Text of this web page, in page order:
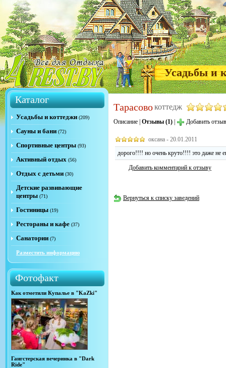
Усадьбы и
Каталог
Усадьбы и коттеджи (209)
Сауны и бани (72)
Спортивные центры (93)
Активный отдых (56)
Отдых с детьми (30)
Детские развивающие
центры (71)
Гостиницы (19)
Рестораны и кафе (37)
Санатории (7)
Разместить информацию
Фотофакт
Как отметили Купалье в "KaZki"
Гангстерская вечеринка в "Dark
Ride"
Тарасовокоттедж
Описание Отзывы (1) Добавить отзыв
оксана - 20.01.2011
дорого!!!! но очень круто!!!! это даже не
Добавить комментарий к отзыву
Вернуться к списку заведений